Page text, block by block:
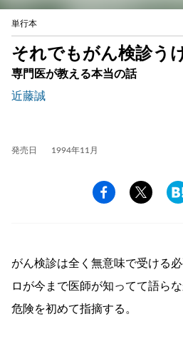
単行本
それでもがん検診う
専門医が教える本当の話
近藤誠
発売日 1994年11月
がん検診は全く無意味で受ける
ロが今まで医師が知ってて語ら
危険を初めて指摘する。